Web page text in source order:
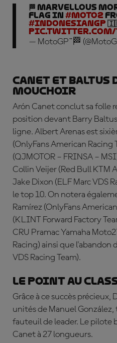
🏁 Marvellous
flag in #Moto2
#IndonesianGP
pic.twitter.com/
— MotoGP™🏁
Canet et Baltus
mouchoir
Arón Canet conclut sa folle
position devant Barry
ligne. Albert Arenas est
(OnlyFans American Racing
(QJMOTOR – FRINSA –
Collin Veijer (Red Bull KTM
Jake Dixon (ELF Marc VDS
le top 10. On notera
Ramírez (OnlyFans
(KLINT Forward Factory
CRU Pramac Yamaha
Racing) ainsi que l'abandon
VDS Racing Team).
Le point au
Grâce à ce succès précieux,
unités de Manuel González,
fauteuil de leader. Le pilote
Canet à 27 longueurs.